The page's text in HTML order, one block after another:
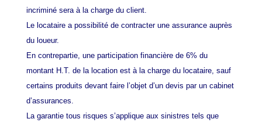
incriminé sera à la charge du client.
Le locataire a possibilité de contracter une assurance auprès
du loueur.
En contrepartie, une participation financière de 6% du
montant H.T. de la location est à la charge du locataire, sauf
certains produits devant faire l’objet d’un devis par un cabinet
d’assurances.
La garantie tous risques s’applique aux sinistres tels que